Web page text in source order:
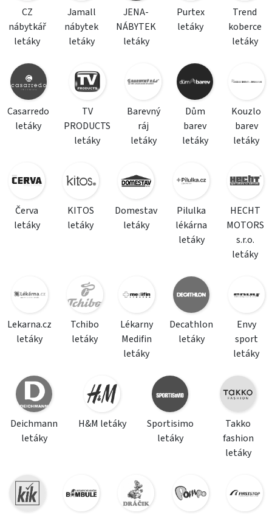
CZ
nábytkář
letáky
Jamall
nábytek
letáky
JENA-
NÁBYTEK
letáky
Purtex
letáky
Trend
koberce
letáky
Casarredo
letáky
TV
PRODUCTS
letáky
Barevný
ráj
letáky
Dům
barev
letáky
Kouzlo
barev
letáky
Červa
letáky
KITOS
letáky
Domestav
letáky
Pilulka
lékárna
letáky
HECHT
MOTORS
s.r.o.
letáky
Lekarna.cz
letáky
Tchibo
letáky
Lékarny
Medifin
letáky
Decathlon
letáky
Envy
sport
letáky
Deichmann
letáky
H&M letáky
Sportisimo
letáky
Takko
fashion
letáky